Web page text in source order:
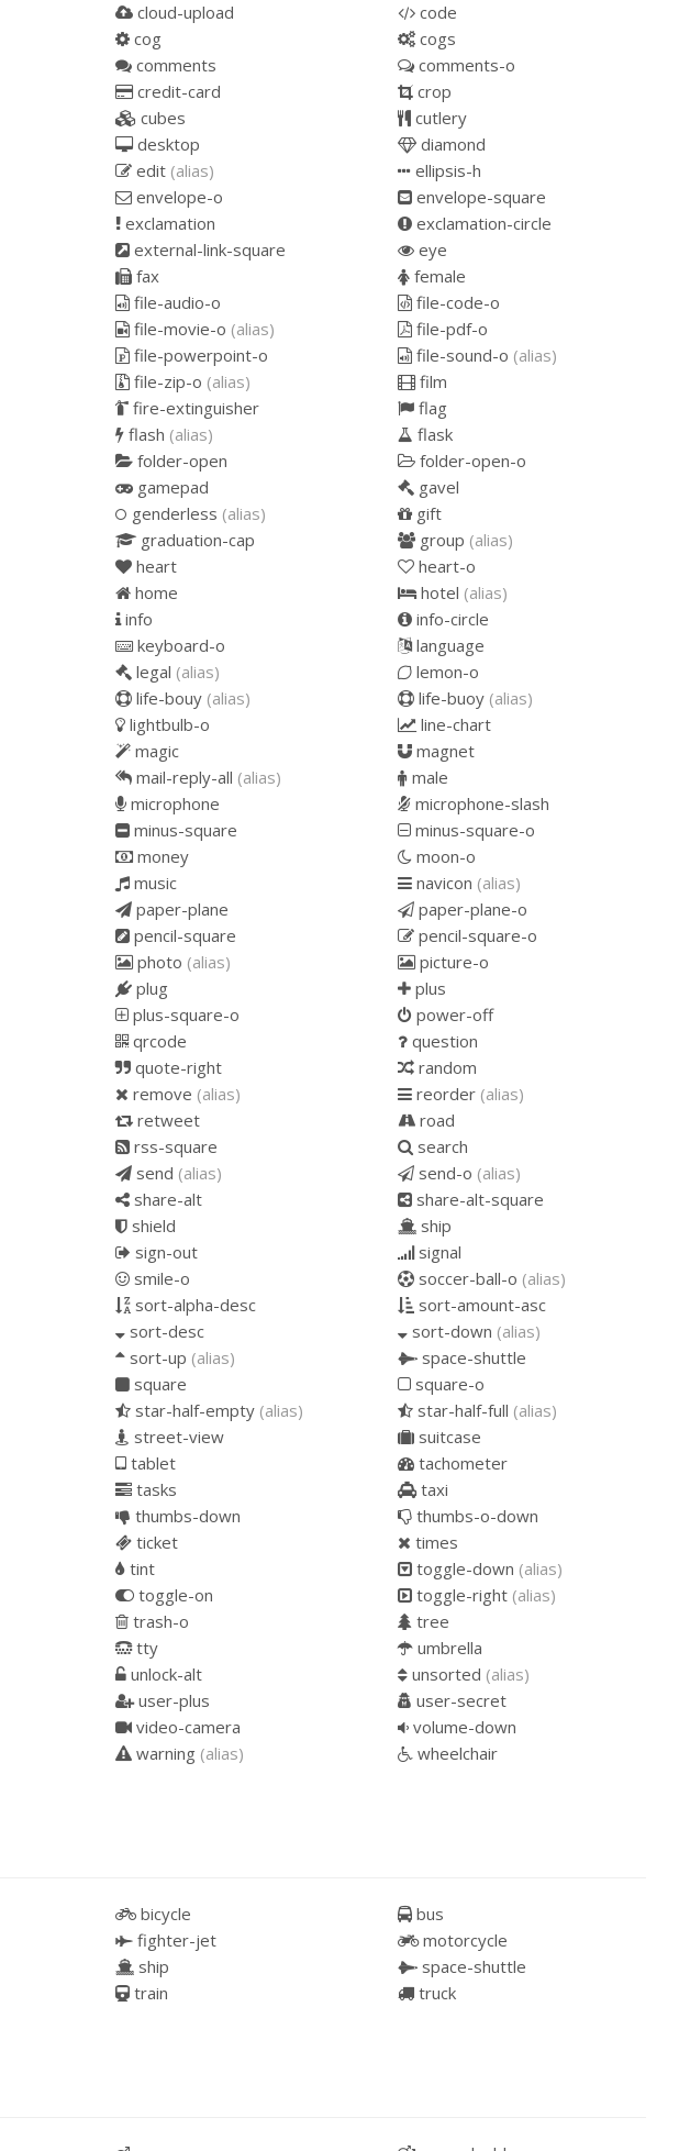
cloud-upload
code
cog
cogs
comments
comments-o
credit-card
crop
cubes
cutlery
desktop
diamond
edit (alias)
ellipsis-h
envelope-o
envelope-square
exclamation
exclamation-circle
external-link-square
eye
fax
female
file-audio-o
file-code-o
file-movie-o (alias)
file-pdf-o
file-powerpoint-o file-sound-o (alias)
file-zip-o (alias)
film
fire-extinguisher
flag
flash (alias)
flask
folder-open
folder-open-o
gamepad
gavel
genderless (alias)
gift
graduation-cap group (alias)
heart
heart-o
home hotel (alias)
info
info-circle
keyboard-o
language
legal (alias)
lemon-o
life-bouy (alias) life-buoy (alias)
lightbulb-o
line-chart
magic
magnet
mail-reply-all (alias)
male
microphone
microphone-slash
minus-square
minus-square-o
money
moon-o
music navicon (alias)
paper-plane
paper-plane-o
pencil-square
pencil-square-o
photo (alias)
picture-o
plug
plus
plus-square-o
power-off
qrcode
question
quote-right
random
remove (alias) reorder (alias)
retweet
road
rss-square
search
send (alias) send-o (alias)
share-alt
share-alt-square
shield
ship
sign-out
signal
smile-o soccer-ball-o (alias)
sort-alpha-desc
sort-amount-asc
sort-desc sort-down (alias)
sort-up (alias)
space-shuttle
square
square-o
star-half-empty (alias) star-half-full (alias)
street-view
suitcase
tablet
tachometer
tasks
taxi
thumbs-down
thumbs-o-down
ticket
times
tint toggle-down (alias)
toggle-on toggle-right (alias)
trash-o
tree
tty
umbrella
unlock-alt unsorted (alias)
user-plus
user-secret
video-camera
volume-down
warning (alias)
wheelchair
bicycle
bus
fighter-jet
motorcycle
ship
space-shuttle
train
truck